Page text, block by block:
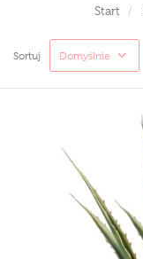
Start
Sortuj Domyślnie